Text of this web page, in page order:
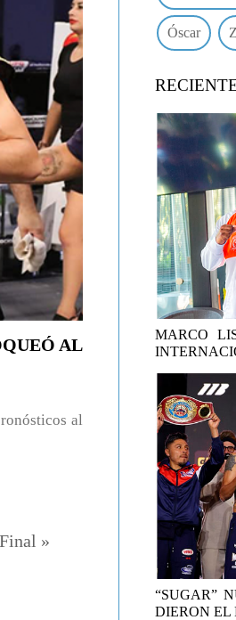
AL
al
Final »
Óscar
MARCO
“SUGAR”
DIERON EL